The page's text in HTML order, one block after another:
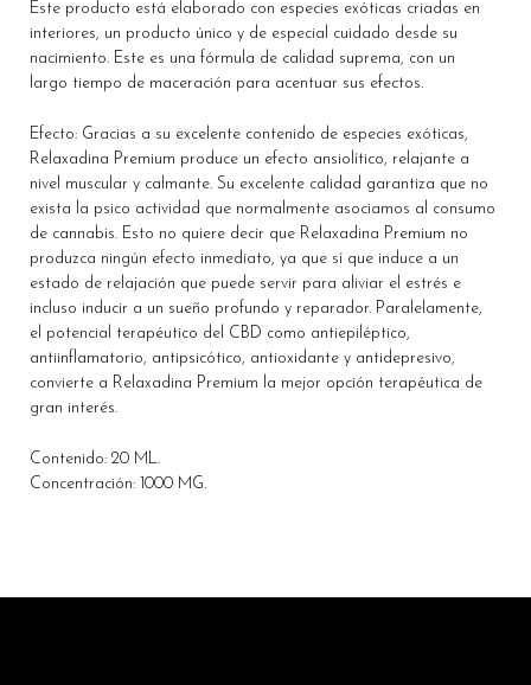
Este producto está elaborado con especies exóticas criadas en
interiores, un producto único y de especial cuidado desde su
nacimiento. Este es una fórmula de calidad suprema, con un
largo tiempo de maceración para acentuar sus efectos.
Efecto: Gracias a su excelente contenido de especies exóticas,
Relaxadina Premium produce un efecto ansiolítico, relajante a
nivel muscular y calmante. Su excelente calidad garantiza que no
exista la psico actividad que normalmente asociamos al consumo
de cannabis. Esto no quiere decir que Relaxadina Premium no
produzca ningún efecto inmediato, ya que sí que induce a un
estado de relajación que puede servir para aliviar el estrés e
incluso inducir a un sueño profundo y reparador. Paralelamente,
el potencial terapéutico del CBD como antiepiléptico,
antiinflamatorio, antipsicótico, antioxidante y antidepresivo,
convierte a Relaxadina Premium la mejor opción terapéutica de
gran interés.
Contenido: 20 ML.
Concentración: 1000 MG.